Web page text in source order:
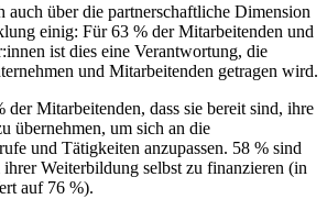
auch über die partnerschaftliche Dimension
einig: Für 63 % der Mitarbeitenden und
ist dies eine Verantwortung, die
und Mitarbeitenden getragen wird.
der Mitarbeitenden, dass sie bereit sind, ihre
übernehmen, um sich an die
und Tätigkeiten anzupassen. 58 % sind
Weiterbildung selbst zu finanzieren (in
auf 76 %).